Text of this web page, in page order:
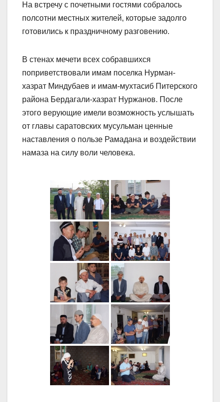
На встречу с почетными гостями собралось
полсотни местных жителей, которые задолго
готовились к праздничному разговению.
В стенах мечети всех собравшихся
поприветствовали имам поселка Нурман-
хазрат Миндубаев и имам-мухтасиб Питерского
района Бердагали-хазрат Нуржанов. После
этого верующие имели возможность услышать
от главы саратовских мусульман ценные
наставления о пользе Рамадана и воздействии
намаза на силу воли человека.